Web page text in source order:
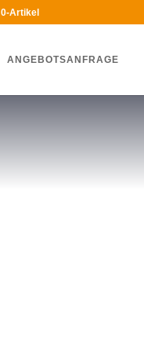
0-Artikel
ANGEBOTSANFRAGE